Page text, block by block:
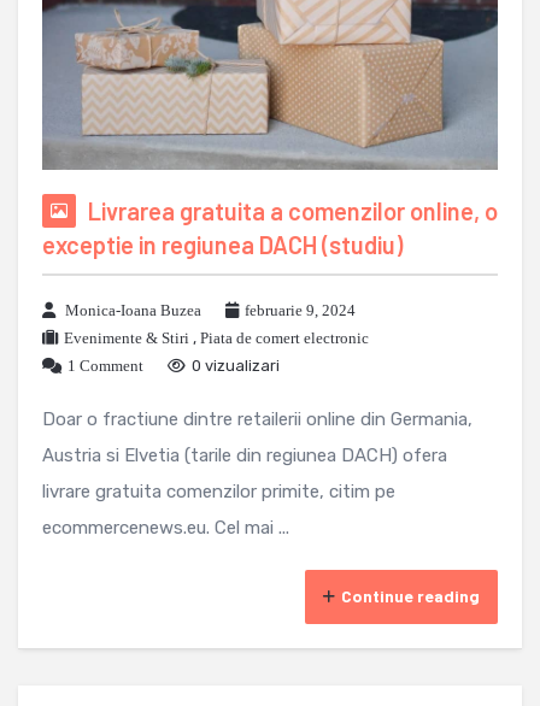
Livrarea gratuita a comenzilor online, o
exceptie in regiunea DACH (studiu)
Monica-Ioana Buzea
februarie 9, 2024
Evenimente & Stiri , Piata de comert electronic
1 Comment
0 vizualizari
Doar o fractiune dintre retailerii online din Germania,
Austria si Elvetia (tarile din regiunea DACH) ofera
livrare gratuita comenzilor primite, citim pe
ecommercenews.eu. Cel mai ...
Continue reading